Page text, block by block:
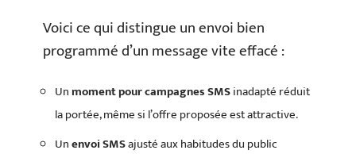
Voici ce qui distingue un envoi bien
programmé d’un message vite effacé :
Un moment pour campagnes SMSinadapté réduit
la portée, même si l’offre proposée est attractive.
Unenvoi SMSajusté aux habitudes du public